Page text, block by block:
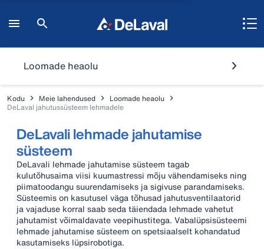
Loomade heaolu
Kodu Meie lahendused
Loomade heaolu
DeLaval jahutussüsteem lehmadele
DeLavali lehmade jahutamise
süsteem
DeLavali lehmade jahutamise süsteem tagab
kulutõhusaima viisi kuumastressi mõju vähendamiseks ning
piimatoodangu suurendamiseks ja sigivuse parandamiseks.
Süsteemis on kasutusel väga tõhusad jahutusventilaatorid
ja vajaduse korral saab seda täiendada lehmade vahetut
jahutamist võimaldavate veepihustitega. Vabalüpsisüsteemi
lehmade jahutamise süsteem on spetsiaalselt kohandatud
kasutamiseks lüpsirobotiga.